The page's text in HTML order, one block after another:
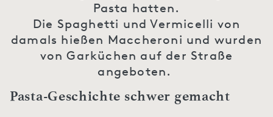
Pasta hatten.
Die Spaghetti und Vermicelli von
damals hießen Maccheroni und wurden
von Garküchen auf der Straße
angeboten.
Pasta-Geschichte schwer gemacht